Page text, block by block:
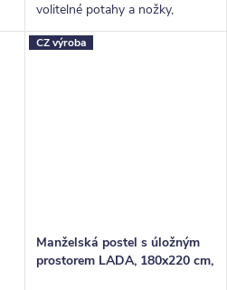
volitelné potahy a nožky,
hluboký úložný prostor.
CZ výroba
Manželská postel s úložným
prostorem LADA, 180x220 cm,